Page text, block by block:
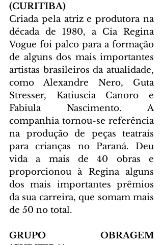
(CURITIBA)
Criada pela atriz e produtora na
década de 1980, a Cia Regina
Vogue foi palco para a formação
de alguns dos mais importantes
artistas brasileiros da atualidade,
como Alexandre Nero, Guta
Stresser, Katiuscia Canoro e
Fabiula Nascimento. A
companhia tornou-se referência
na produção de peças teatrais
para crianças no Paraná. Deu
vida a mais de 40 obras e
proporcionou à Regina alguns
dos mais importantes prêmios
da sua carreira, que somam mais
de 50 no total.
GRUPO OBRAGEM